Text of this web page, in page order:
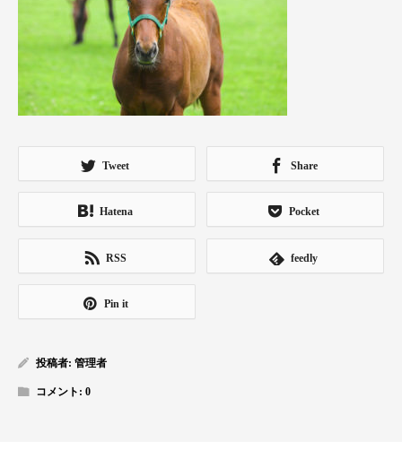
Tweet Share
Hatena Pocket
RSS feedly
Pin it
投稿者: 管理者
コメント: 0